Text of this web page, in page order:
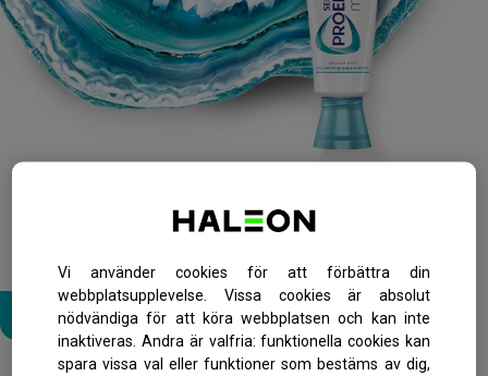
en boost av naturliga
mineraler
Läs mer
Vi använder cookies för att förbättra din
webbplatsupplevelse. Vissa cookies är absolut
nödvändiga för att köra webbplatsen och kan inte
inaktiveras. Andra är valfria: funktionella cookies kan
spara vissa val eller funktioner som bestäms av dig,